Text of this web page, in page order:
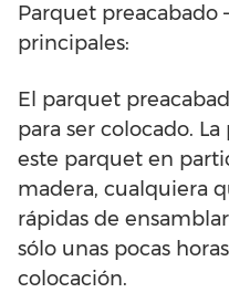
Parquet preacabado
principales:
El parquet
para ser colocado.
este parquet en
madera, cualquiera
rápidas de
sólo unas pocas
colocación.